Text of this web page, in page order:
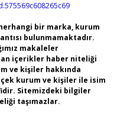
bir marka, kurum
bulunmamaktadır.
makaleler
içerikler haber niteliği
ve kişiler hakkında
kurum ve kişiler ile isim
Sitemizdeki bilgiler
taşımazlar.